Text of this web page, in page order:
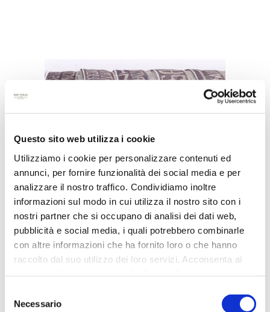
Questo sito web utilizza i cookie
Utilizziamo i cookie per personalizzare contenuti ed
annunci, per fornire funzionalità dei social media e per
analizzare il nostro traffico. Condividiamo inoltre
informazioni sul modo in cui utilizza il nostro sito con i
nostri partner che si occupano di analisi dei dati web,
pubblicità e social media, i quali potrebbero combinarle
con altre informazioni che ha fornito loro o che hanno
raccolto dal suo utilizzo dei loro servizi. Acconsenta ai
delNecessario